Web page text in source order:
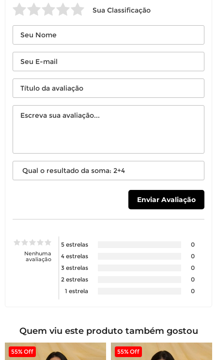
Sua Classificação
Nenhuma
avaliação
5 estrelas
0
4 estrelas
0
3 estrelas
0
2 estrelas
0
1 estrela
0
Quem viu este produto também gostou
55% Off 55% Off